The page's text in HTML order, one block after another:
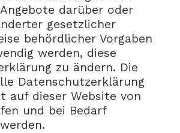
darüber oder
gesetzlicher
behördlicher Vorgaben
werden, diese
zu ändern. Die
Datenschutzerklärung
auf dieser Website von
und bei Bedarf